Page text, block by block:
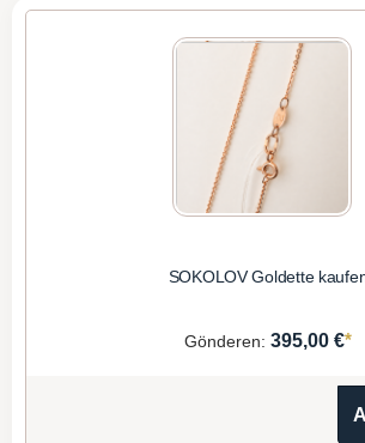
SOKOLOV Goldette
Gönderen: 395,00 €*